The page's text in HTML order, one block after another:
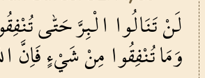
لَنْتَنَالُوا الْبِرَّحَتّٰى
وَمَاتُنْفِقُوا مِنْشَيْءٍفَاِنَّ